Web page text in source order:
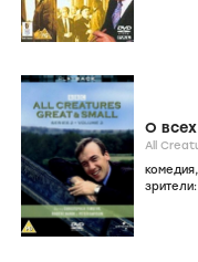
О
комедия,
зрители: